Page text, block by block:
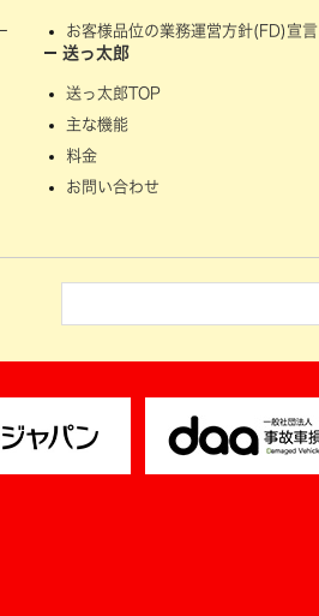
お客様品位の業務運営方針(FD)宣言
送っ太郎
送っ太郎TOP
主な機能
料金
お問い合わせ